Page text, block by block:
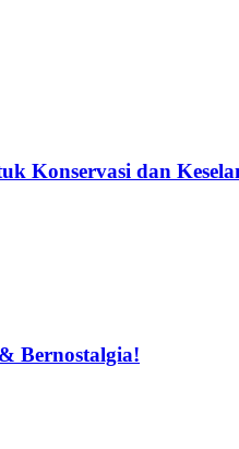
Konservasi dan
Bernostalgia!